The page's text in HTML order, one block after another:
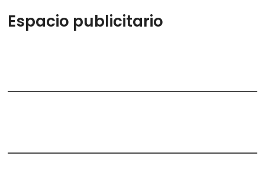
Espacio publicitario